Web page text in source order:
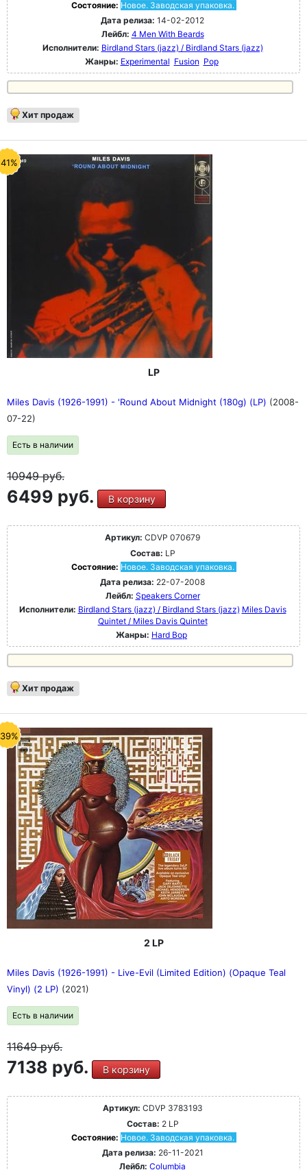
Состояние: Новое. Заводская упаковка.
Дата релиза: 14-02-2012
Лейбл: 4 Men With Beards
Исполнители: Birdland Stars (jazz) / Birdland Stars (jazz)
Жанры: Experimental Fusion Pop
Хит продаж
LP
Miles Davis (1926-1991) - 'Round About Midnight (180g) (LP) (2008-
07-22)
Есть в наличии
10949руб.
6499 руб. В корзину
Артикул: CDVP 070679
Состав: LP
Состояние: Новое. Заводская упаковка.
Дата релиза: 22-07-2008
Лейбл: Speakers Corner
Исполнители: Birdland Stars (jazz) / Birdland Stars (jazz) Miles Davis
Quintet / Miles Davis Quintet
Жанры: Hard Bop
Хит продаж
2 LP
Miles Davis (1926-1991) - Live-Evil (Limited Edition) (Opaque Teal
Vinyl) (2 LP) (2021)
Есть в наличии
11649руб.
7138 руб. В корзину
Артикул: CDVP 3783193
Состав: 2 LP
Состояние: Новое. Заводская упаковка.
Дата релиза: 26-11-2021
Лейбл: Columbia